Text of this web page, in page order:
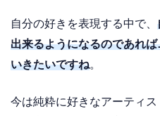
自分の好きを表現する中で、
出来るようになるのであれ
いきたいですね。
今は純粋に好きなアーティ